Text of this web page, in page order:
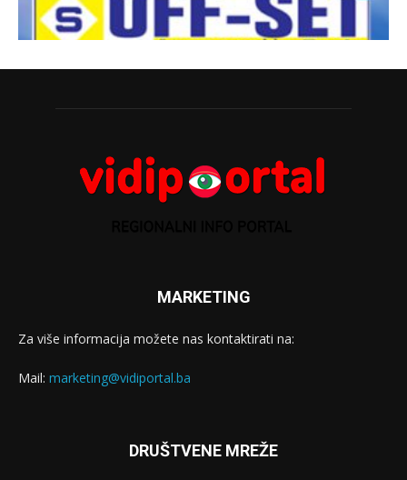
MARKETING
Za više informacija možete nas kontaktirati na:
Mail: marketing@vidiportal.ba
DRUŠTVENE MREŽE